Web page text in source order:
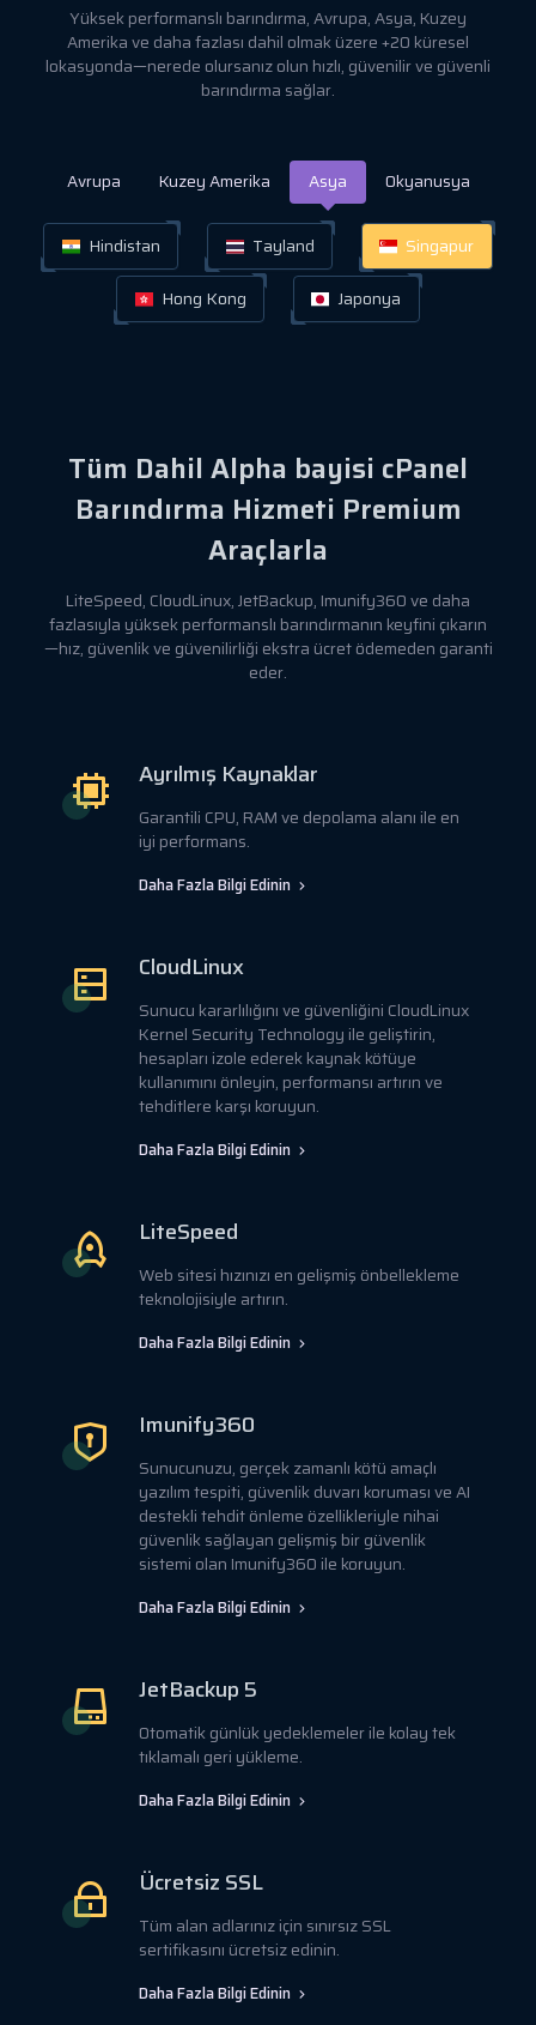
Yüksek performanslı barındırma, Avrupa, Asya, Kuzey
Amerika ve daha fazlası dahil olmak üzere +20 küresel
lokasyonda—nerede olursanız olun hızlı, güvenilir ve güvenli
barındırma sağlar.
Avrupa Kuzey Amerika Asya Okyanusya
Hindistan Tayland
Singapur
Hong Kong
Japonya
Tüm Dahil Alpha bayisi cPanel
Barındırma Hizmeti Premium
Araçlarla
LiteSpeed, CloudLinux, JetBackup, Imunify360 ve daha
fazlasıyla yüksek performanslı barındırmanın keyfini çıkarın
—hız, güvenlik ve güvenilirliği ekstra ücret ödemeden garanti
eder.
Ayrılmış Kaynaklar
Garantili CPU, RAM ve depolama alanı ile en
iyi performans.
Daha Fazla Bilgi Edinin
CloudLinux
Sunucu kararlılığını ve güvenliğini CloudLinux
Kernel Security Technology ile geliştirin,
hesapları izole ederek kaynak kötüye
kullanımını önleyin, performansı artırın ve
tehditlere karşı koruyun.
Daha Fazla Bilgi Edinin
LiteSpeed
Web sitesi hızınızı en gelişmiş önbellekleme
teknolojisiyle artırın.
Daha Fazla Bilgi Edinin
Imunify360
Sunucunuzu, gerçek zamanlı kötü amaçlı
yazılım tespiti, güvenlik duvarı koruması ve AI
destekli tehdit önleme özellikleriyle nihai
güvenlik sağlayan gelişmiş bir güvenlik
sistemi olan Imunify360 ile koruyun.
Daha Fazla Bilgi Edinin
JetBackup 5
Otomatik günlük yedeklemeler ile kolay tek
tıklamalı geri yükleme.
Daha Fazla Bilgi Edinin
Ücretsiz SSL
Tüm alan adlarınız için sınırsız SSL
sertifikasını ücretsiz edinin.
Daha Fazla Bilgi Edinin